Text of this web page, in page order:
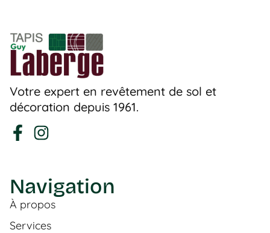
Votre expert en revêtement de sol et
décoration depuis 1961.
Navigation
À propos
Services